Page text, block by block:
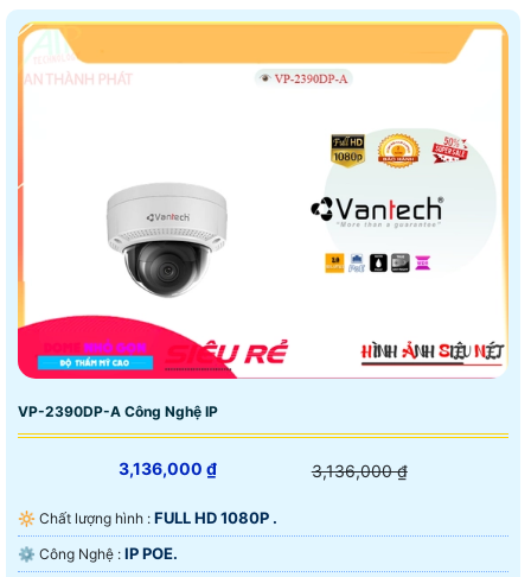
VP-2390DP-A Công Nghệ IP
3,136,000 ₫ 3,136,000 ₫
🔆 Chất lượng hình : FULL HD 1080P .
⚙ Công Nghệ : IP POE.